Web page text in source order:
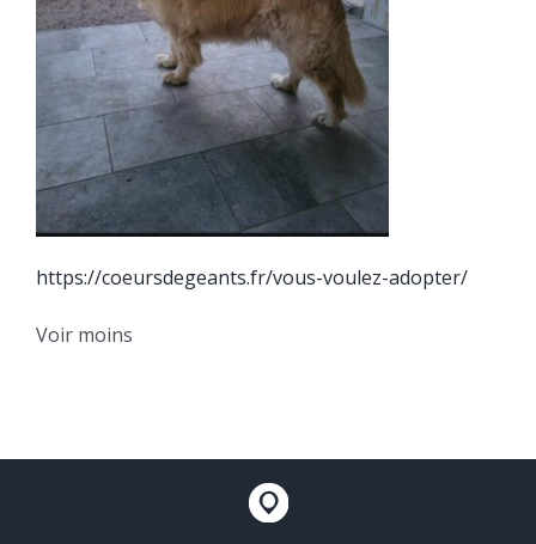
https://coeursdegeants.fr/vous-voulez-adopter/
Voir moins